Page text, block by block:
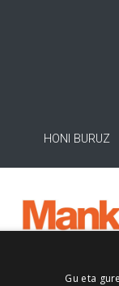
HONI BURUZ
Gu eta